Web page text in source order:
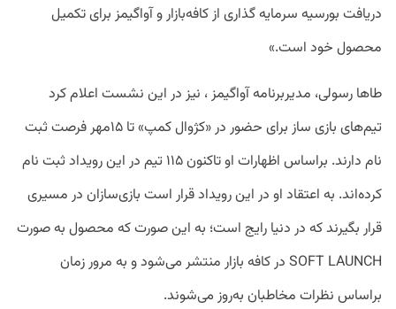
دریافت بورسیه سرمایه گذاری از کافه‌بازار و آواگیمز برای تکمیل
محصول خود است.»
طاها رسولی، مدیربرنامه آواگیمز ، نیز در این نشست اعلام کرد
تیم‌های بازی ساز برای حضور در «کژوال کمپ» تا ۱۵مهر فرصت ثبت
نام دارند. براساس اظهارات او تاکنون ۱۱۵ تیم در این رویداد ثبت نام
کرده‌اند. به اعتقاد او در این رویداد قرار است بازی‌سازان در مسیری
قرار بگیرند که در دنیا رایج است؛ به این صورت که محصول به صورت
SOFT LAUNCH در کافه بازار منتشر می‌شود و به مرور زمان
براساس نظرات مخاطبان به‌روز می‌شوند.